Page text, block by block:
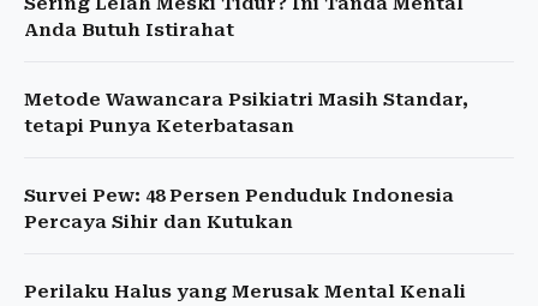
Anda Butuh Istirahat
Metode Wawancara Psikiatri Masih Standar,
tetapi Punya Keterbatasan
Survei Pew: 48 Persen Penduduk Indonesia
Percaya Sihir dan Kutukan
Perilaku Halus yang Merusak Mental Kenali